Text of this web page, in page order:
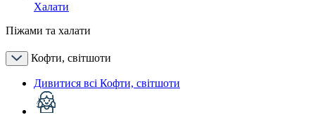
Халати
Піжами та халати
Кофти, світшоти
Дивитися всі Кофти, світшоти